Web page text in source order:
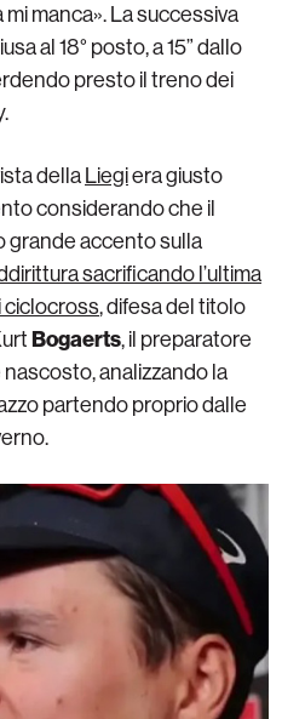
manca». La successiva
al 18° posto, a 15” dallo
presto il treno dei
dellaLiegiera giusto
considerando che il
grande accento sulla
sacrificando l’ultima
ciclocross, difesa del titolo
Bogaerts, il preparatore
analizzando la
partendo proprio dalle